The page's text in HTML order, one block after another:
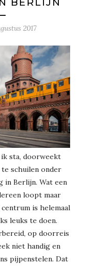
2017
sta, doorweekt
schuilen onder
in Berlijn. Wat een
loopt maar
is helemaal
leuks te doen.
op doorreis
niet handig en
pijpenstelen. Dat